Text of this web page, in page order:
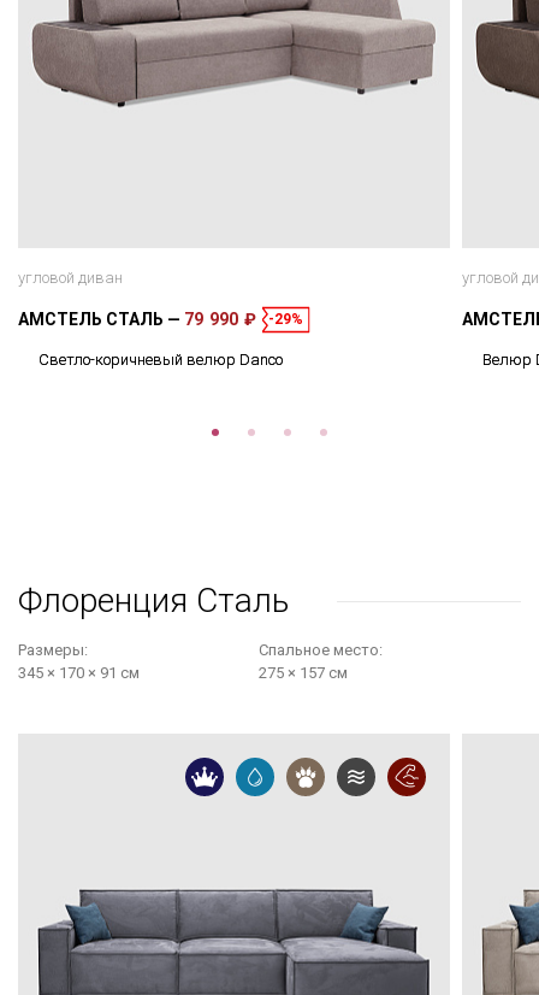
угловой диван
АМСТЕЛЬ СТАЛЬ 79 990 ₽ -29%
Светло-коричневый велюр Danco
угловой
Велюр
Флоренция Сталь
Размеры:
345 × 170 × 91 см
Cпальное место:
275 × 157 см